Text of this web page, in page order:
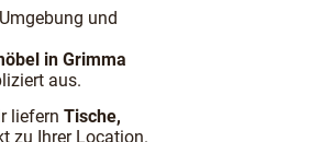
und
in Grimma
aus.
liefern Tische,
zu Ihrer Location.